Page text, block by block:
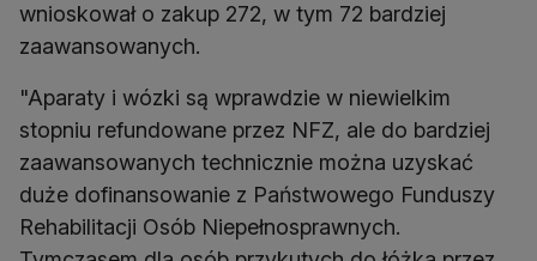
wnioskował o zakup 272, w tym 72 bardziej
zaawansowanych.
"Aparaty i wózki są wprawdzie w niewielkim
stopniu refundowane przez NFZ, ale do bardziej
zaawansowanych technicznie można uzyskać
duże dofinansowanie z Państwowego Funduszy
Rehabilitacji Osób Niepełnosprawnych.